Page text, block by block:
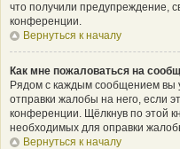
что получили предупреждение,
конференции.
Вернуться к началу
Как мне пожаловаться на
Рядом с каждым сообщением вы
отправки жалобы на него, если
конференции. Щёлкнув по этой
необходимых для оправки
Вернуться к началу